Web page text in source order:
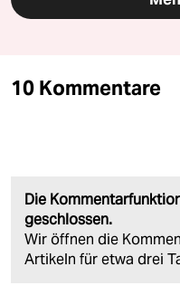
10 Kommentare
Die
geschlossen.
Wir öffnen die
Artikeln für etwa drei